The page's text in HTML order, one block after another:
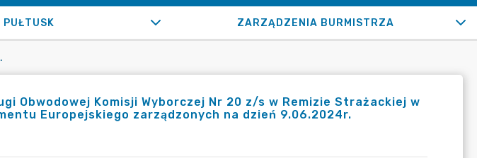
PUŁTUSK ZARZĄDZENIA BURMISTRZA
ZARZĄDZONYCH NA DZIEŃ 9.06.2024R.
Obwodowej Komisji Wyborczej Nr 20 z/s w Remizie Strażackiej w
Europejskiego zarządzonych na dzień 9.06.2024r.